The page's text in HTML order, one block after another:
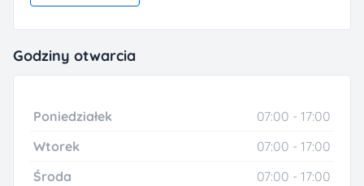
Godziny otwarcia
Poniedziałek
07:00 - 17:00
Wtorek
07:00 - 17:00
Środa
07:00 - 17:00